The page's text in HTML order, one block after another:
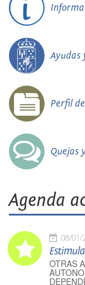
Ayudas
Perfil
Quejas
Agenda
08/01/
OTRAS